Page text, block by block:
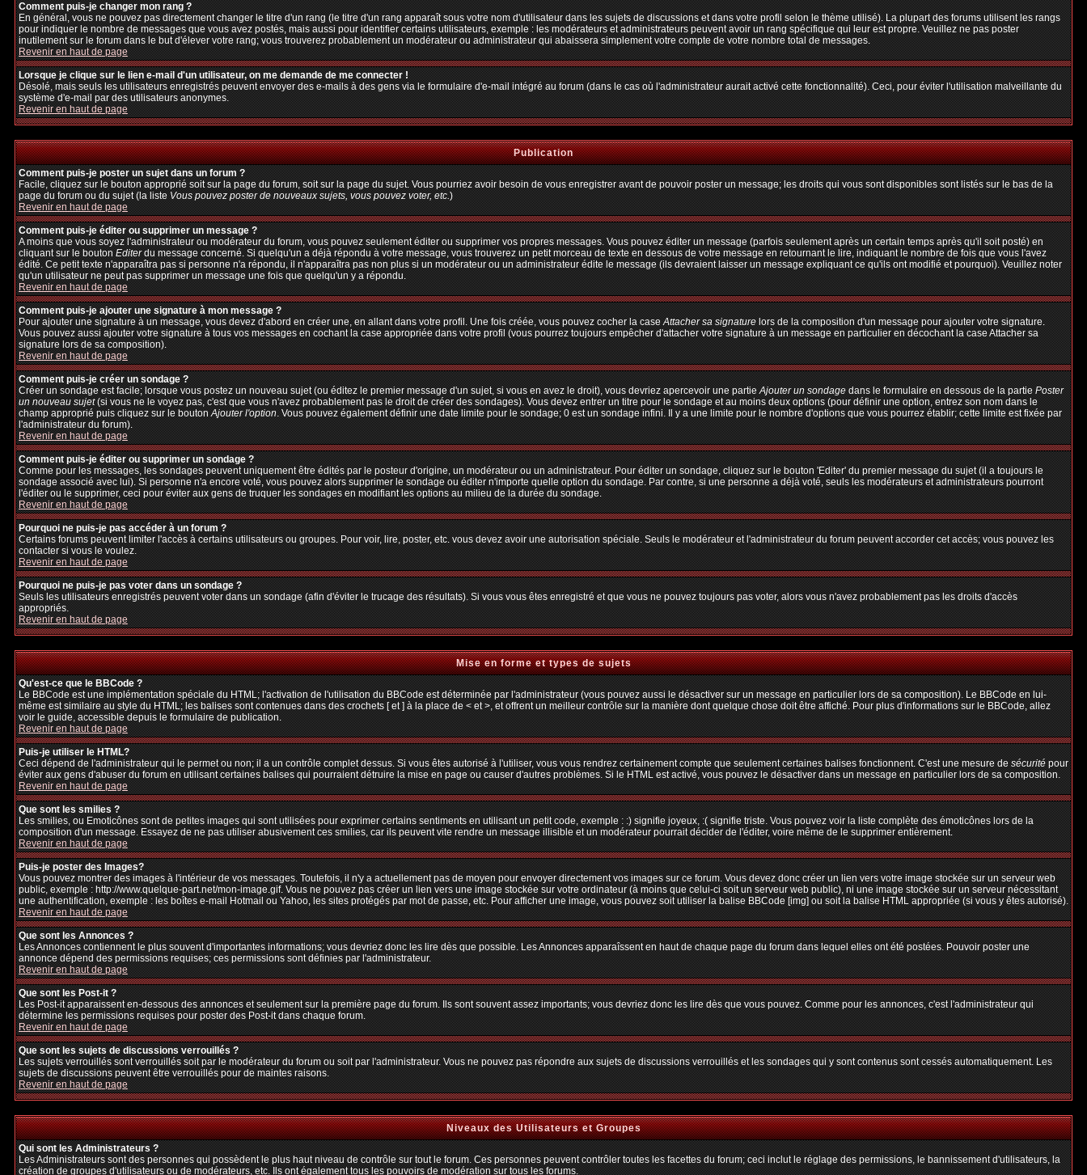
Comment puis-je changer mon rang ?
En général, vous ne pouvez pas directement changer le titre d'un rang (le titre d'un rang apparaît sous votre nom d'utilisateur dans les sujets de discussions et dans votre profil selon le thème utilisé). La plupart des forums utilisent les rangs
pour indiquer le nombre de messages que vous avez postés, mais aussi pour identifier certains utilisateurs, exemple : les modérateurs et administrateurs peuvent avoir un rang spécifique qui leur est propre. Veuillez ne pas poster
inutilement sur le forum dans le but d'élever votre rang; vous trouverez probablement un modérateur ou administrateur qui abaissera simplement votre compte de votre nombre total de messages.
Revenir en haut de page
Lorsque je clique sur le lien e-mail d'un utilisateur, on me demande de me connecter !
Désolé, mais seuls les utilisateurs enregistrés peuvent envoyer des e-mails à des gens via le formulaire d'e-mail intégré au forum (dans le cas où l'administrateur aurait activé cette fonctionnalité). Ceci, pour éviter l'utilisation malveillante du
système d'e-mail par des utilisateurs anonymes.
Revenir en haut de page
Publication
Comment puis-je poster un sujet dans un forum ?
Facile, cliquez sur le bouton approprié soit sur la page du forum, soit sur la page du sujet. Vous pourriez avoir besoin de vous enregistrer avant de pouvoir poster un message; les droits qui vous sont disponibles sont listés sur le bas de la
page du forum ou du sujet (la listeVous pouvez poster de nouveaux sujets, vous pouvez voter, etc.)
Revenir en haut de page
Comment puis-je éditer ou supprimer un message ?
A moins que vous soyez l'administrateur ou modérateur du forum, vous pouvez seulement éditer ou supprimer vos propres messages. Vous pouvez éditer un message (parfois seulement après un certain temps après qu'il soit posté) en
cliquant sur le boutonEditerdu message concerné. Si quelqu'un a déjà répondu à votre message, vous trouverez un petit morceau de texte en dessous de votre message en retournant le lire, indiquant le nombre de fois que vous l'avez
édité. Ce petit texte n'apparaîtra pas si personne n'a répondu, il n'apparaîtra pas non plus si un modérateur ou un administrateur édite le message (ils devraient laisser un message expliquant ce qu'ils ont modifié et pourquoi). Veuillez noter
qu'un utilisateur ne peut pas supprimer un message une fois que quelqu'un y a répondu.
Revenir en haut de page
Comment puis-je ajouter une signature à mon message ?
Pour ajouter une signature à un message, vous devez d'abord en créer une, en allant dans votre profil. Une fois créée, vous pouvez cocher la caseAttacher sa signaturelors de la composition d'un message pour ajouter votre signature.
Vous pouvez aussi ajouter votre signature à tous vos messages en cochant la case appropriée dans votre profil (vous pourrez toujours empêcher d'attacher votre signature à un message en particulier en décochant la case Attacher sa
signature lors de sa composition).
Revenir en haut de page
Comment puis-je créer un sondage ?
Créer un sondage est facile; lorsque vous postez un nouveau sujet (ou éditez le premier message d'un sujet, si vous en avez le droit), vous devriez apercevoir une partieAjouter un sondagedans le formulaire en dessous de la partiePoster
un nouveau sujet(si vous ne le voyez pas, c'est que vous n'avez probablement pas le droit de créer des sondages). Vous devez entrer un titre pour le sondage et au moins deux options (pour définir une option, entrez son nom dans le
champ approprié puis cliquez sur le boutonAjouter l'option. Vous pouvez également définir une date limite pour le sondage; 0 est un sondage infini. Il y a une limite pour le nombre d'options que vous pourrez établir; cette limite est fixée par
l'administrateur du forum).
Revenir en haut de page
Comment puis-je éditer ou supprimer un sondage ?
Comme pour les messages, les sondages peuvent uniquement être édités par le posteur d'origine, un modérateur ou un administrateur. Pour éditer un sondage, cliquez sur le bouton 'Editer' du premier message du sujet (il a toujours le
sondage associé avec lui). Si personne n'a encore voté, vous pouvez alors supprimer le sondage ou éditer n'importe quelle option du sondage. Par contre, si une personne a déjà voté, seuls les modérateurs et administrateurs pourront
l'éditer ou le supprimer, ceci pour éviter aux gens de truquer les sondages en modifiant les options au milieu de la durée du sondage.
Revenir en haut de page
Pourquoi ne puis-je pas accéder à un forum ?
Certains forums peuvent limiter l'accès à certains utilisateurs ou groupes. Pour voir, lire, poster, etc. vous devez avoir une autorisation spéciale. Seuls le modérateur et l'administrateur du forum peuvent accorder cet accès; vous pouvez les
contacter si vous le voulez.
Revenir en haut de page
Pourquoi ne puis-je pas voter dans un sondage ?
Seuls les utilisateurs enregistrés peuvent voter dans un sondage (afin d'éviter le trucage des résultats). Si vous vous êtes enregistré et que vous ne pouvez toujours pas voter, alors vous n'avez probablement pas les droits d'accès
appropriés.
Revenir en haut de page
Mise en forme et types de sujets
Qu'est-ce que le BBCode ?
Le BBCode est une implémentation spéciale du HTML; l'activation de l'utilisation du BBCode est déterminée par l'administrateur (vous pouvez aussi le désactiver sur un message en particulier lors de sa composition). Le BBCode en lui-
même est similaire au style du HTML; les balises sont contenues dans des crochets [ et ] à la place de < et >, et offrent un meilleur contrôle sur la manière dont quelque chose doit être affiché. Pour plus d'informations sur le BBCode, allez
voir le guide, accessible depuis le formulaire de publication.
Revenir en haut de page
Puis-je utiliser le HTML?
Ceci dépend de l'administrateur qui le permet ou non; il a un contrôle complet dessus. Si vous êtes autorisé à l'utiliser, vous vous rendrez certainement compte que seulement certaines balises fonctionnent. C'est une mesure desécuritépour
éviter aux gens d'abuser du forum en utilisant certaines balises qui pourraient détruire la mise en page ou causer d'autres problèmes. Si le HTML est activé, vous pouvez le désactiver dans un message en particulier lors de sa composition.
Revenir en haut de page
Que sont les smilies ?
Les smilies, ou Emoticônes sont de petites images qui sont utilisées pour exprimer certains sentiments en utilisant un petit code, exemple : :) signifie joyeux, :( signifie triste. Vous pouvez voir la liste complète des émoticônes lors de la
composition d'un message. Essayez de ne pas utiliser abusivement ces smilies, car ils peuvent vite rendre un message illisible et un modérateur pourrait décider de l'éditer, voire même de le supprimer entièrement.
Revenir en haut de page
Puis-je poster des Images?
Vous pouvez montrer des images à l'intérieur de vos messages. Toutefois, il n'y a actuellement pas de moyen pour envoyer directement vos images sur ce forum. Vous devez donc créer un lien vers votre image stockée sur un serveur web
public, exemple : http://www.quelque-part.net/mon-image.gif. Vous ne pouvez pas créer un lien vers une image stockée sur votre ordinateur (à moins que celui-ci soit un serveur web public), ni une image stockée sur un serveur nécessitant
une authentification, exemple : les boîtes e-mail Hotmail ou Yahoo, les sites protégés par mot de passe, etc. Pour afficher une image, vous pouvez soit utiliser la balise BBCode [img] ou soit la balise HTML appropriée (si vous y êtes autorisé).
Revenir en haut de page
Que sont les Annonces ?
Les Annonces contiennent le plus souvent d'importantes informations; vous devriez donc les lire dès que possible. Les Annonces apparaîssent en haut de chaque page du forum dans lequel elles ont été postées. Pouvoir poster une
annonce dépend des permissions requises; ces permissions sont définies par l'administrateur.
Revenir en haut de page
Que sont les Post-it ?
Les Post-it apparaissent en-dessous des annonces et seulement sur la première page du forum. Ils sont souvent assez importants; vous devriez donc les lire dès que vous pouvez. Comme pour les annonces, c'est l'administrateur qui
détermine les permissions requises pour poster des Post-it dans chaque forum.
Revenir en haut de page
Que sont les sujets de discussions verrouillés ?
Les sujets verrouillés sont verrouillés soit par le modérateur du forum ou soit par l'administrateur. Vous ne pouvez pas répondre aux sujets de discussions verrouillés et les sondages qui y sont contenus sont cessés automatiquement. Les
sujets de discussions peuvent être verrouillés pour de maintes raisons.
Revenir en haut de page
Niveaux des Utilisateurs et Groupes
Qui sont les Administrateurs ?
Les Administrateurs sont des personnes qui possèdent le plus haut niveau de contrôle sur tout le forum. Ces personnes peuvent contrôler toutes les facettes du forum; ceci inclut le réglage des permissions, le bannissement d'utilisateurs, la
création de groupes d'utilisateurs ou de modérateurs, etc. Ils ont également tous les pouvoirs de modération sur tous les forums.